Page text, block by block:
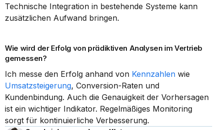
Technische Integration in bestehende Systeme kann
zusätzlichen Aufwand bringen.
Wie wird der Erfolg von prädiktiven Analysen im Vertrieb
gemessen?
Ich messe den Erfolg anhand von Kennzahlen
Umsatzsteigerung, Conversion-Raten und
Kundenbindung. Auch die Genauigkeit der Vorhersagen
ist ein wichtiger Indikator. Regelmäßiges Monitoring
sorgt für kontinuierliche Verbesserung.